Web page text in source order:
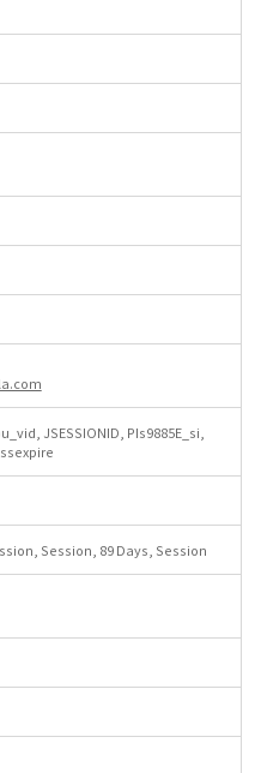
JSESSIONID, PIs9885E_si,
Session, 89 Days, Session